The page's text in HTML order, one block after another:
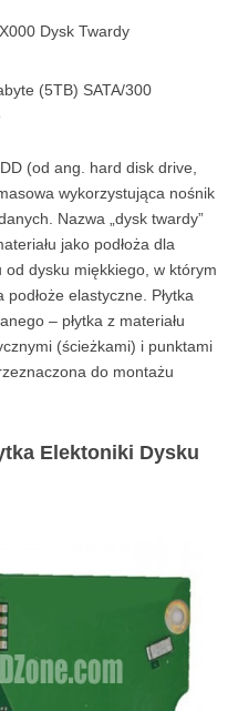
(5TB) SATA/300
(od ang. hard disk drive,
wykorzystująca nośnik
Nazwa „dysk twardy”
jako podłoża dla
od dysku miękkiego, w którym
elastyczne. Płytka
– płytka z materiału
(ścieżkami) i punktami
do montażu
Elektoniki Dysku